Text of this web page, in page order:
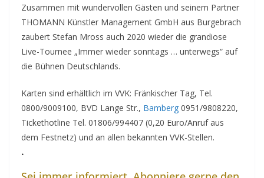
Zusammen mit wundervollen Gästen und seinem Partner
THOMANN Künstler Management GmbH aus Burgebrach
zaubert Stefan Mross auch 2020 wieder die grandiose
Live-Tournee „Immer wieder sonntags … unterwegs“ auf
die Bühnen Deutschlands.
Karten sind erhältlich im VVK: Fränkischer Tag, Tel.
0800/9009100, BVD Lange Str., Bamberg 0951/9808220,
Tickethotline Tel. 01806/994407 (0,20 Euro/Anruf aus
dem Festnetz) und an allen bekannten VVK-Stellen.
.